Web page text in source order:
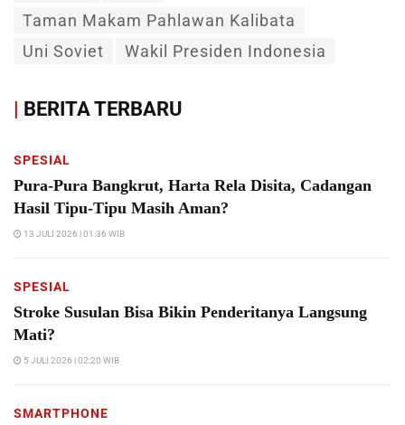
Taman Makam Pahlawan Kalibata
Uni Soviet
Wakil Presiden Indonesia
| BERITA TERBARU
SPESIAL
Pura-Pura Bangkrut, Harta Rela Disita, Cadangan
Hasil Tipu-Tipu Masih Aman?
13 JULI 2026 | 01:36 WIB
SPESIAL
Stroke Susulan Bisa Bikin Penderitanya Langsung
Mati?
5 JULI 2026 | 02:20 WIB
SMARTPHONE